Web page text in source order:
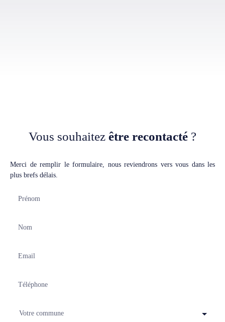
Vous souhaitez être recontacté ?
Merci de remplir le formulaire, nous reviendrons vers vous dans les
plus brefs délais.
Prénom
Nom
Email
Téléphone
Votre commune